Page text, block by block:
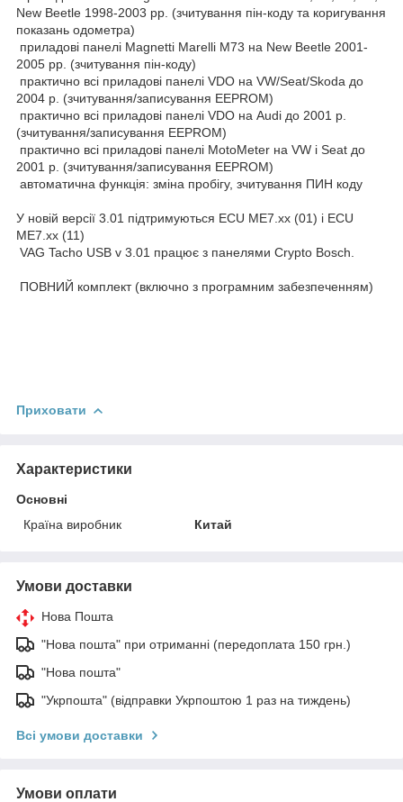
New Beetle 1998-2003 рр. (зчитування пін-коду та коригування
показань одометра)
приладові панелі Magnetti Marelli M73 на New Beetle 2001-
2005 рр. (зчитування пін-коду)
практично всі приладові панелі VDO на VW/Seat/Skoda до
2004 р. (зчитування/записування EEPROM)
практично всі приладові панелі VDO на Audi до 2001 р.
(зчитування/записування EEPROM)
практично всі приладові панелі MotoMeter на VW і Seat до
2001 р. (зчитування/записування EEPROM)
автоматична функція: зміна пробігу, зчитування ПИН коду
У новій версії 3.01 підтримуються ECU ME7.xx (01) і ECU
ME7.xx (11)
VAG Tacho USB v 3.01 працює з панелями Crypto Bosch.
ПОВНИЙ комплект (включно з програмним забезпеченням)
Приховати
Характеристики
Основні
Країна виробник
Китай
Умови доставки
Нова Пошта
"Нова пошта" при отриманні (передоплата 150 грн.)
"Нова пошта"
"Укрпошта" (відправки Укрпоштою 1 раз на тиждень)
Всі умови доставки
Умови оплати